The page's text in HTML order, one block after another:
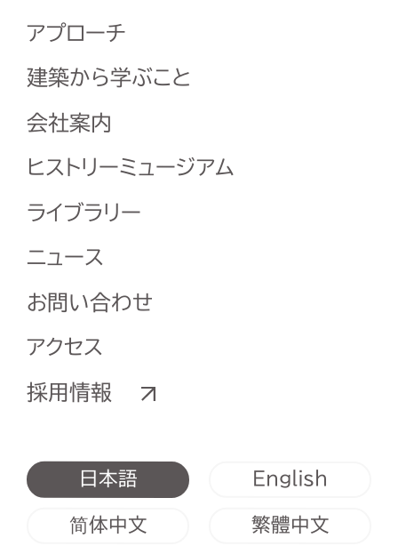
アプローチ
建築から学ぶこと
会社案内
ヒストリーミュージアム
ライブラリー
ニュース
お問い合わせ
アクセス
採用情報
日本語 English
简体中文 繁體中文